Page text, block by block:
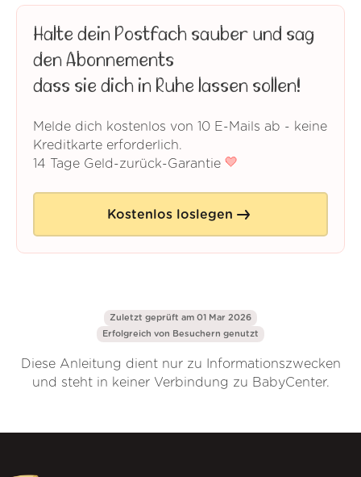
Halte dein Postfach sauber und sag
den Abonnements
dass sie dich in Ruhe lassen sollen!
Melde dich kostenlos von 10 E-Mails ab - keine
Kreditkarte erforderlich.
14 Tage Geld-zurück-Garantie
Kostenlos loslegen
Zuletzt geprüft am 01 Mar 2026
Erfolgreich von Besuchern genutzt
Diese Anleitung dient nur zu Informationszwecken
und steht in keiner Verbindung zu BabyCenter.